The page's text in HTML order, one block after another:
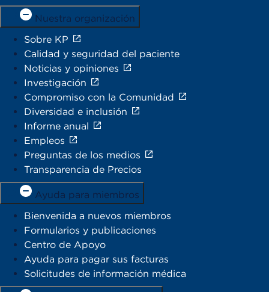
Nuestra organización
Sobre KP
Calidad y seguridad del paciente
Noticias y opiniones
Investigación
Compromiso con la Comunidad
Diversidad e inclusión
Informe anual
Empleos
Preguntas de los medios
Transparencia de Precios
Ayuda para miembros
Bienvenida a nuevos miembros
Formularios y publicaciones
Centro de Apoyo
Ayuda para pagar sus facturas
Solicitudes de información médica